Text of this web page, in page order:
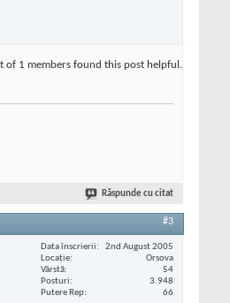
of 1 members found this post helpful.
Răspunde cu citat
#3
Data înscrierii
2nd August 2005
Locaţie
Orsova
Vârstă
54
Posturi
3.948
Putere Rep
66